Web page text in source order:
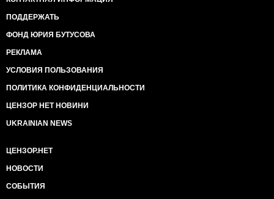
ПОДДЕРЖАТЬ
ФОНД ЮРИЯ БУТУСОВА
РЕКЛАМА
УСЛОВИЯ ПОЛЬЗОВАНИЯ
ПОЛИТИКА КОНФИДЕНЦИАЛЬНОСТИ
ЦЕНЗОР НЕТ НОВИНИ
UKRAINIAN NEWS
ЦЕНЗОР.НЕТ
НОВОСТИ
СОБЫТИЯ